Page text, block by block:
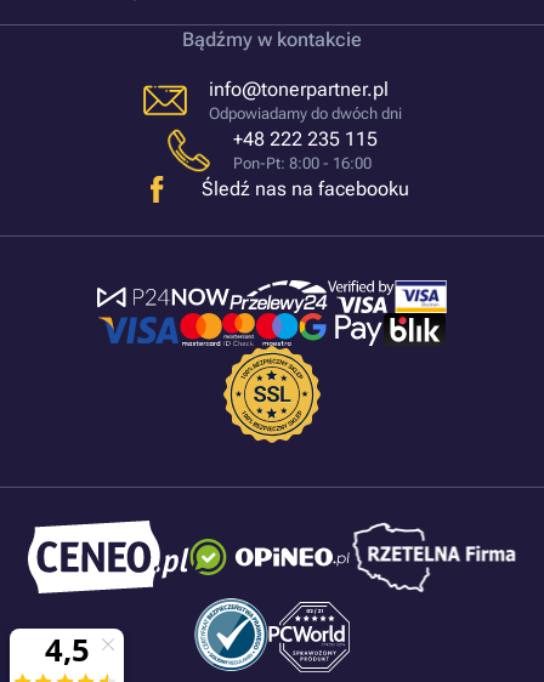
Bądźmy w kontakcie
info@tonerpartner.pl
Odpowiadamy do dwóch dni
+48 222 235 115
Pon-Pt: 8:00 - 16:00
Śledź nas na facebooku